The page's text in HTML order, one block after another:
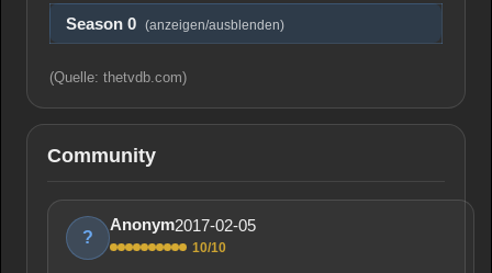
Season 0 (anzeigen/ausblenden)
(Quelle: thetvdb.com)
Community
?
Anonym2017-02-05
10/10